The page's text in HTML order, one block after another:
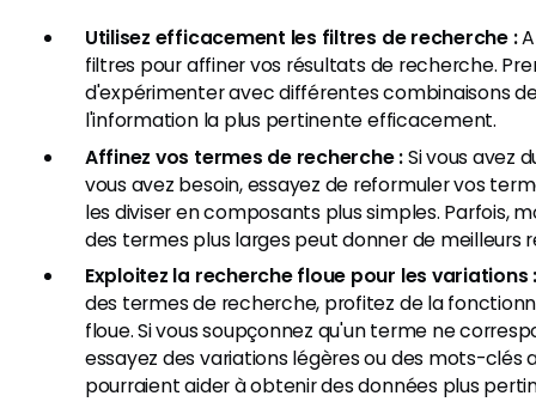
Utilisez efficacement les filtres de recherche :
filtres pour affiner vos résultats de recherche.
d'expérimenter avec différentes combinaisons
l'information la plus pertinente efficacement.
Affinez vos termes de recherche :Si vous avez
vous avez besoin, essayez de reformuler vos
les diviser en composants plus simples. Parfois,
des termes plus larges peut donner de meilleurs
Exploitez la recherche floue pour les variations
des termes de recherche, profitez de la
floue. Si vous soupçonnez qu'un terme ne
essayez des variations légères ou des mots-clés
pourraient aider à obtenir des données plus